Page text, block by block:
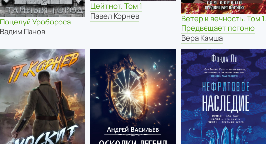
Поцелуй Уробороса
Вадим Панов
Цейтнот. Том 1
Павел Корнев
Ветер и вечность. Том 1.
Предвещает погоню
Вера Камша